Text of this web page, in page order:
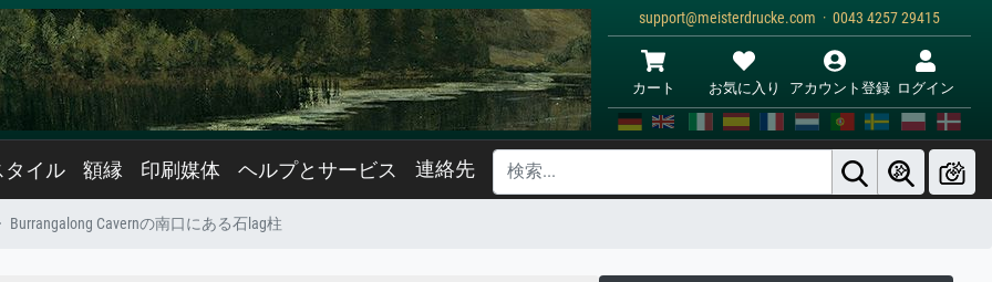
support@meisterdrucke.com · 0043 4257 29415
カート お気に入り アカウント登録 ログイン
タイル 額縁 印刷媒体 ヘルプとサービス 連絡先
Burrangalong Cavernの南口にある石lag柱